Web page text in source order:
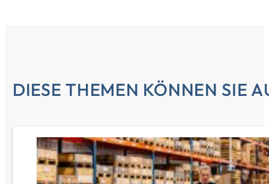
DIESE THEMEN KÖNNEN SIE